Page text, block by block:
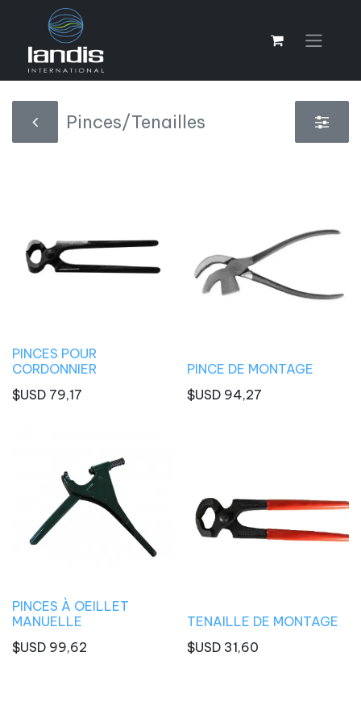
Pinces/Tenailles
PINCES POUR
CORDONNIER
$USD 79,17
PINCE DE MONTAGE
$USD 94,27
PINCES À OEILLET
MANUELLE
$USD 99,62
TENAILLE DE MONTAGE
$USD 31,60